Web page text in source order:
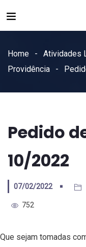
Home Atividades
Providência
Pedido
10/2022
07/02/2022
752
Que sejam tomadas